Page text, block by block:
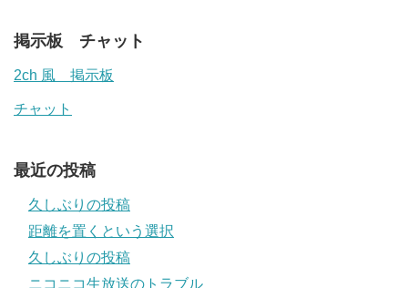
掲示板 チャット
2ch 風 掲示板
チャット
最近の投稿
久しぶりの投稿
距離を置くという選択
久しぶりの投稿
ニコニコ生放送のトラブル